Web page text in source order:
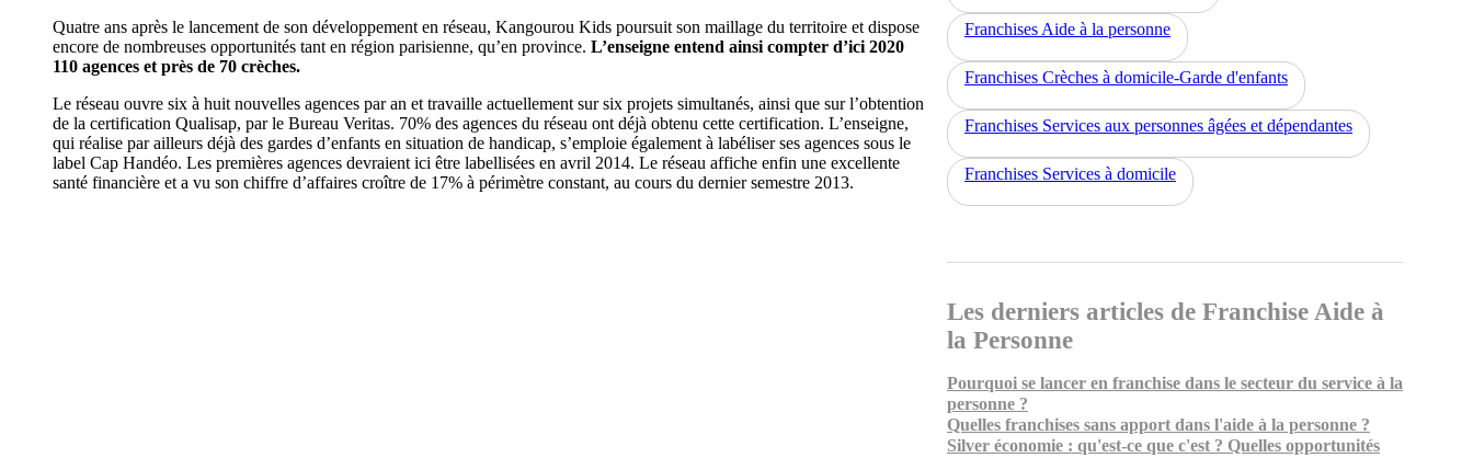
Quatre ans après le lancement de son développement en réseau, Kangourou Kids poursuit son maillage du territoire et dispose
encore de nombreuses opportunités tant en région parisienne, qu’en province. L’enseigne entend ainsi compter d’ici 2020
110 agences et près de 70 crèches.
Le réseau ouvre six à huit nouvelles agences par an et travaille actuellement sur six projets simultanés, ainsi que sur l’obtention
de la certification Qualisap, par le Bureau Veritas. 70% des agences du réseau ont déjà obtenu cette certification. L’enseigne,
qui réalise par ailleurs déjà des gardes d’enfants en situation de handicap, s’emploie également à labéliser ses agences sous le
label Cap Handéo. Les premières agences devraient ici être labellisées en avril 2014. Le réseau affiche enfin une excellente
santé financière et a vu son chiffre d’affaires croître de 17% à périmètre constant, au cours du dernier semestre 2013.
Franchises Aide à la personne
Franchises Crèches à domicile-Garde d'enfants
Franchises Services aux personnes âgées et dépendantes
Franchises Services à domicile
Les derniers articles de Franchise Aide à
la Personne
Pourquoi se lancer en franchise dans le secteur du service à la
personne ?
Quelles franchises sans apport dans l'aide à la personne ?
Silver économie : qu'est-ce que c'est ? Quelles opportunités